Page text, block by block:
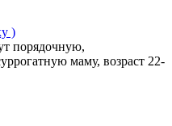
)
порядочную,
маму, возраст 22-